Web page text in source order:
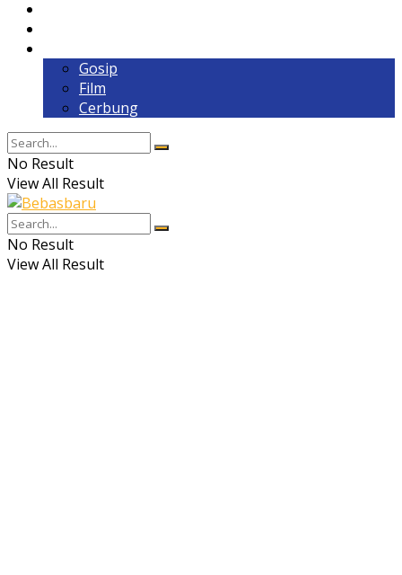
Gosip
Film
Cerbung
No Result
View All Result
No Result
View All Result